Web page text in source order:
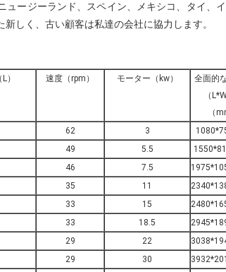
ュージーランド、スペイン、メキシコ、タイ、
しく、古い顧客は私達の会社に協力します。
） 速度（rpm） モーター（kw）
全面的
（
（
62 3
49 5.5
46 7.5
35 11
33 15
33 18.5
29 22
29 30